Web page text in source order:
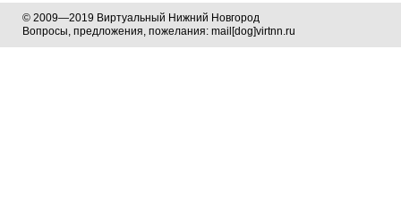
© 2009—2019 Виртуальный Нижний Новгород
Вопросы, предложения, пожелания: mail[dog]virtnn.ru